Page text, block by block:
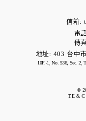
©
T.E & C
信箱:
電
傳
地址: 403 台中
10F.-1, No. 536, Sec. 2,